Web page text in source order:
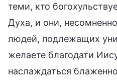
теми, кто
Духа, и они,
людей, подлежащих
желаете благодати
наслаждаться